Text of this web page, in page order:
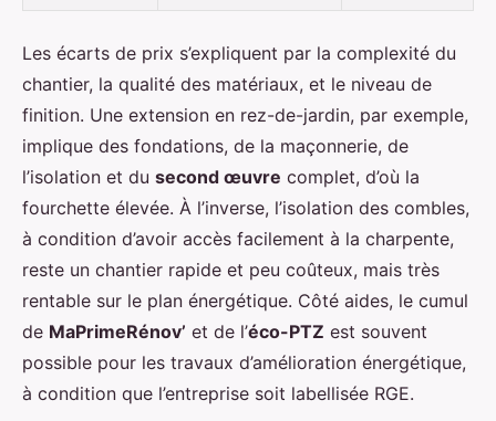
Les écarts de prix s’expliquent par la complexité du
chantier, la qualité des matériaux, et le niveau de
finition. Une extension en rez-de-jardin, par exemple,
implique des fondations, de la maçonnerie, de
l’isolation et du second œuvre complet, d’où la
fourchette élevée. À l’inverse, l’isolation des combles,
à condition d’avoir accès facilement à la charpente,
reste un chantier rapide et peu coûteux, mais très
rentable sur le plan énergétique. Côté aides, le cumul
de MaPrimeRénov’ et de l’éco-PTZ est souvent
possible pour les travaux d’amélioration énergétique,
à condition que l’entreprise soit labellisée RGE.